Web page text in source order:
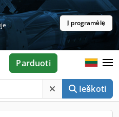
Į programėlę
Ieškoti
Parduoti